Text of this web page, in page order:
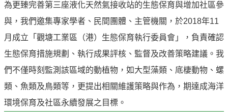
網
站
導
覽
意
信
為更臻完善第三座液化天然氣接收站的生態保育與增加社區參
與，我們邀集專家學者、民間團體、主管機關，於2018年11
月成立「觀塘工業區（港）生態保育執行委員會」，負責確認
生態保育措施規劃、執行成果評核、監督及改善策略建議。我
們不僅時刻監測該區域的動植物，如大型藻類、底棲動物、螺
類、魚類及鳥類等，更提出相關維護策略與作為，期達成海洋
環境保育及社區永續發展之目標。